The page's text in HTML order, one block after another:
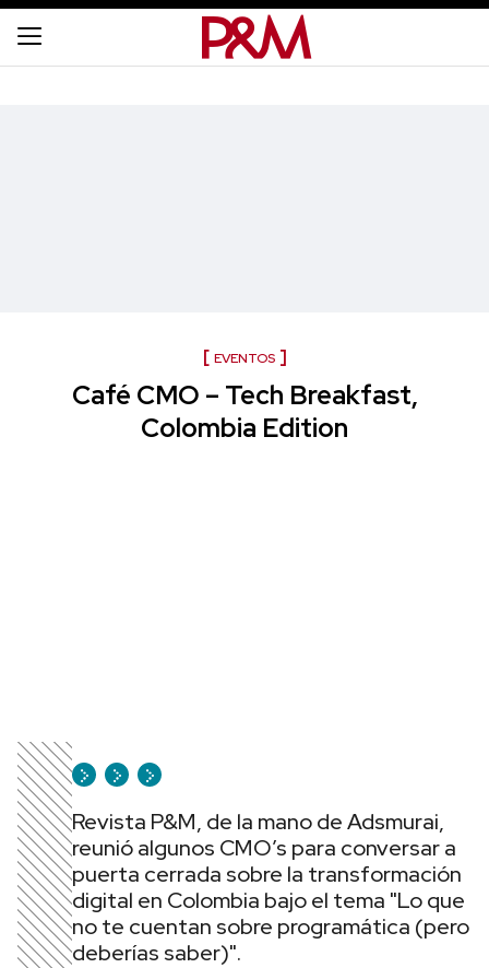
EVENTOS
Café CMO – Tech Breakfast,
Colombia Edition
Revista P&M, de la mano de Adsmurai,
reunió algunos CMO’s para conversar a
puerta cerrada sobre la transformación
digital en Colombia bajo el tema "Lo que
no te cuentan sobre programática (pero
deberías saber)".